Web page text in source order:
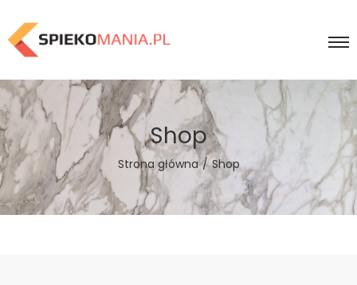
Shop
Strona główna / Shop